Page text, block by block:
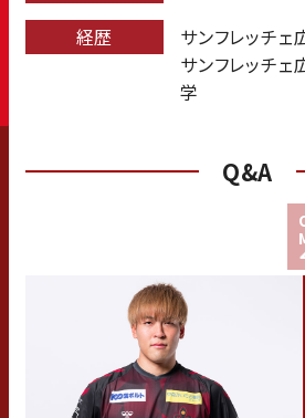
経歴
サンフレッチ
サンフレッチ
学
Q&A